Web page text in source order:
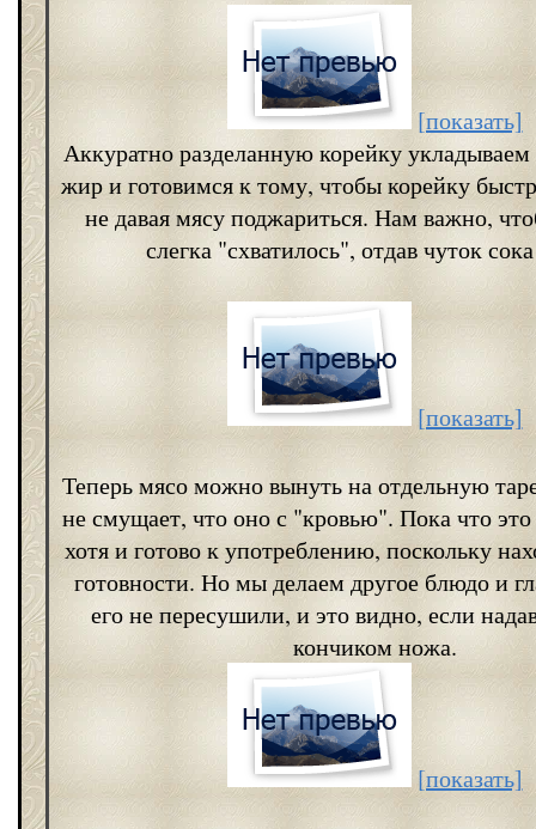
[показать]
Аккуратно разделанную корейку
жир и готовимся к тому, чтобы корейку
не давая мясу поджариться. Нам важно,
слегка "схватилось", отдав чуток
[показать]
Теперь мясо можно вынуть на отдельную
не смущает, что оно с "кровью". Пока что
хотя и готово к употреблению, поскольку
готовности. Но мы делаем другое блюдо и
его не пересушили, и это видно, если
кончиком ножа.
[показать]